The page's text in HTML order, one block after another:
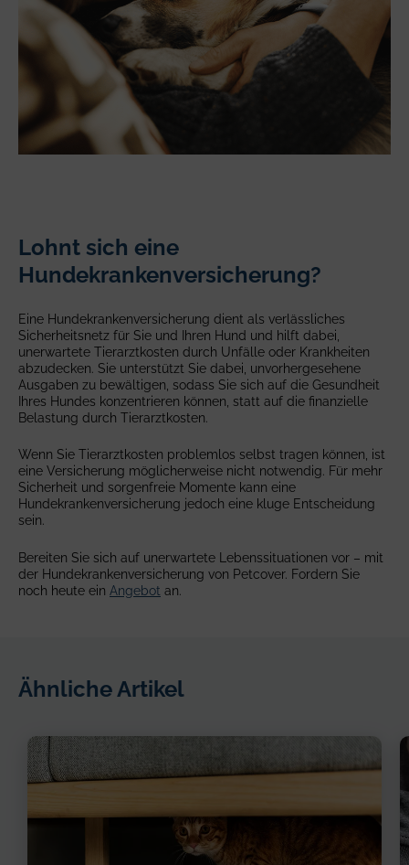
Lohnt sich eine
Hundekrankenversicherung?
Eine Hundekrankenversicherung dient als verlässliches
Sicherheitsnetz für Sie und Ihren Hund und hilft dabei,
unerwartete Tierarztkosten durch Unfälle oder Krankheiten
abzudecken. Sie unterstützt Sie dabei, unvorhergesehene
Ausgaben zu bewältigen, sodass Sie sich auf die Gesundheit
Ihres Hundes konzentrieren können, statt auf die finanzielle
Belastung durch Tierarztkosten.
Wenn Sie Tierarztkosten problemlos selbst tragen können, ist
eine Versicherung möglicherweise nicht notwendig. Für mehr
Sicherheit und sorgenfreie Momente kann eine
Hundekrankenversicherung jedoch eine kluge Entscheidung
sein.
Bereiten Sie sich auf unerwartete Lebenssituationen vor – mit
der Hundekrankenversicherung von Petcover. Fordern Sie
noch heute ein Angebot an.
Ähnliche Artikel